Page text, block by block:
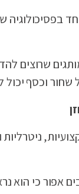
בפסיכולוגיה
שרוצים
שחור וכסף
אפור כי